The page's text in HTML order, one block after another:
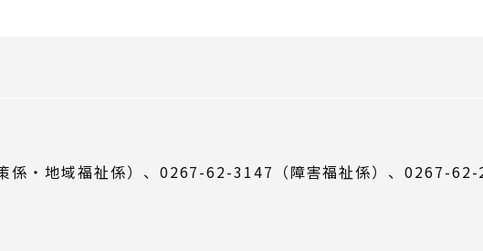
・地域福祉係）、0267-62-3147（障害福祉係）、0267-62-